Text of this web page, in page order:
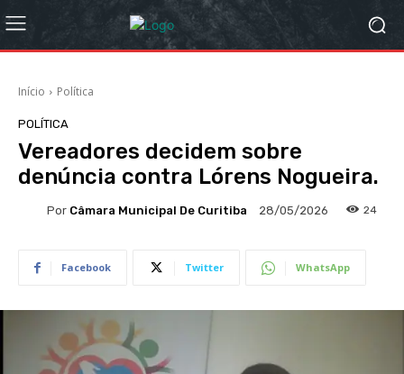
Início Política
POLÍTICA
Vereadores decidem sobre
denúncia contra Lórens Nogueira.
Por Câmara Municipal De Curitiba 28/05/2026 24
Facebook Twitter WhatsApp